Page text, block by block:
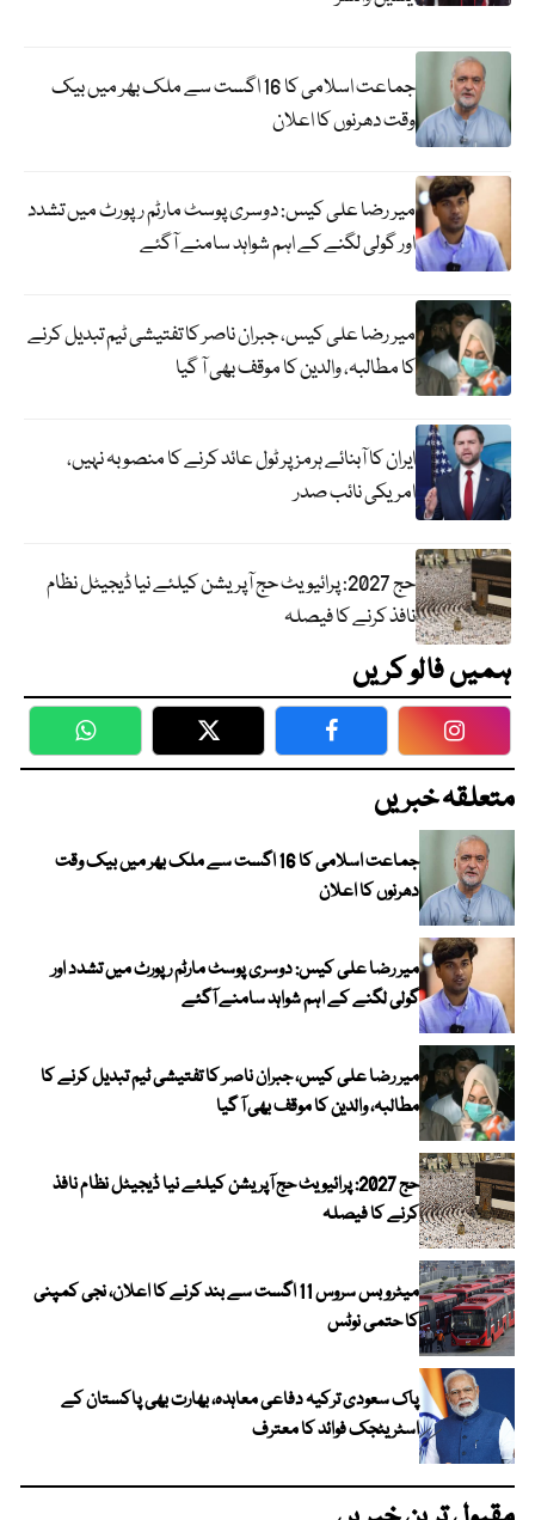
جماعت اسلامی کا 16 اگست سے ملک بھر میں بیک
وقت دھرنوں کا اعلان
میر رضا علی کیس: دوسری پوسٹ مارٹم رپورٹ میں تشدد
اور گولی لگنے کے اہم شواہد سامنے آگئے
میر رضا علی کیس، جبران ناصر کا تفتیشی ٹیم تبدیل کرنے
کا مطالبہ، والدین کا موقف بھی آ گیا
ایران کا آبنائے ہرمز پر ٹول عائد کرنے کا منصوبہ نہیں،
امریکی نائب صدر
حج 2027: پرائیویٹ حج آپریشن کیلئے نیا ڈیجیٹل نظام
نافذ کرنے کا فیصلہ
ہمیں فالو کریں
WhatsApp Twitter Facebook
متعلقہ خبریں
جماعت اسلامی کا 16 اگست سے ملک بھر میں بیک وقت
دھرنوں کا اعلان
میر رضا علی کیس: دوسری پوسٹ مارٹم رپورٹ میں تشدد اور
گولی لگنے کے اہم شواہد سامنے آگئے
میر رضا علی کیس، جبران ناصر کا تفتیشی ٹیم تبدیل کرنے کا
مطالبہ، والدین کا موقف بھی آ گیا
حج 2027: پرائیویٹ حج آپریشن کیلئے نیا ڈیجیٹل نظام نافذ
کرنے کا فیصلہ
میٹرو بس سروس 11 اگست سے بند کرنے کا اعلان، نجی کمپنی
کا حتمی نوٹس
پاک سعودی ترکیہ دفاعی معاہدہ، بھارت بھی پاکستان کے
اسٹریٹجک فوائد کا معترف